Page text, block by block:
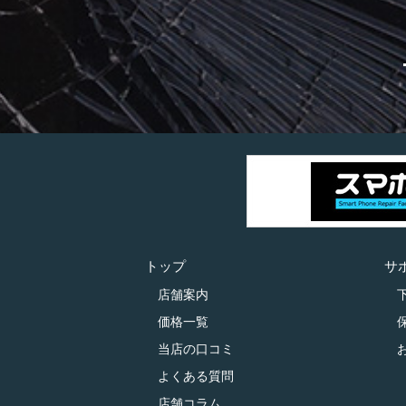
トップ
店舗案内
価格一覧
当店の口コミ
よくある質問
店舗コラム
サ